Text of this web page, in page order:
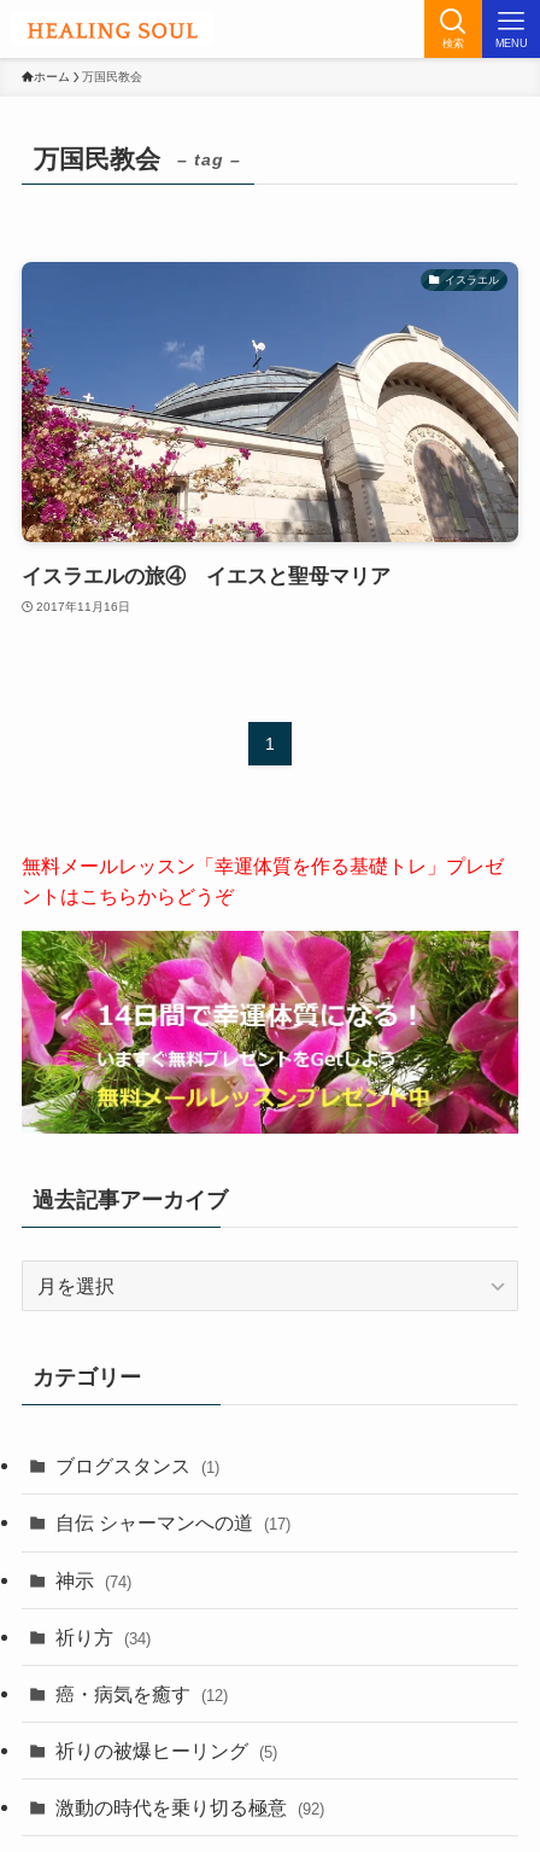
検索 MENU
ホーム 万国民教会
万国民教会 – tag –
イスラエル
イスラエルの旅④ イエスと聖母マリア
2017年11月16日
1
無料メールレッスン「幸運体質を作る基礎トレ」プレゼ
ントはこちらからどうぞ
過去記事アーカイブ
ア
カ
ブ
カテゴリー
ブログスタンス (1)
自伝 シャーマンへの道 (17)
神示 (74)
祈り方 (34)
癌・病気を癒す (12)
祈りの被爆ヒーリング (5)
激動の時代を乗り切る極意 (92)